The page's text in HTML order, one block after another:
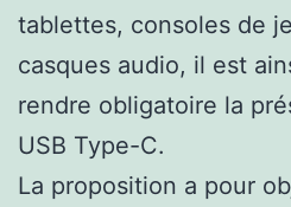
tablettes, consoles de
casques audio, il est
rendre obligatoire la
USB Type-C.
La proposition a pour